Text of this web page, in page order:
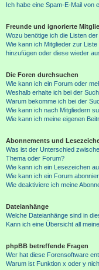
Ich habe eine Spam-E-Mail von
Freunde und ignorierte
Wozu benötige ich die Listen
Wie kann ich Mitglieder zur
hinzufügen oder diese wieder
Die Foren durchsuchen
Wie kann ich ein Forum oder
Weshalb erhalte ich bei der
Warum bekomme ich bei der
Wie kann ich nach Mitgliedern
Wie kann ich meine eigenen
Abonnements und
Was ist der Unterschied
Thema oder Forum?
Wie kann ich ein Lesezeichen
Wie kann ich ein Forum
Wie deaktiviere ich meine
Dateianhänge
Welche Dateianhänge sind in
Kann ich eine Übersicht all
phpBB betreffende Fragen
Wer hat diese Forensoftware
Warum ist Funktion x oder y